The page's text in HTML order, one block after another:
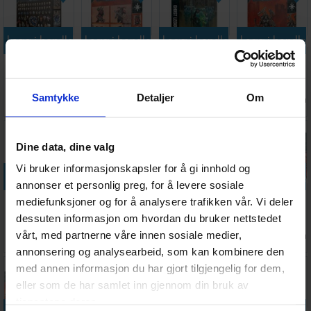
Samtykke Detaljer Om
Dine data, dine valg
Vi bruker informasjonskapsler for å gi innhold og
annonser et personlig preg, for å levere sosiale
mediefunksjoner og for å analysere trafikken vår. Vi deler
dessuten informasjon om hvordan du bruker nettstedet
vårt, med partnerne våre innen sosiale medier,
annonsering og analysearbeid, som kan kombinere den
med annen informasjon du har gjort tilgjengelig for dem,
eller som de har samlet inn gjennom din bruk av
Legg i handlekurven
300,- Antall på
Legg i handlekurven
Transfers
Antall på
Legg i handlekurven
260,-
Legg i
Chaos Space
Kravek Morne
350,- Antall på
Legg i handlekurven
The Remnant
Blade
(Paperback)
119,- Antall på
lager:9
Legg i handlekurven
Chaos Space
Marines
Battleforce
1 940,- Antall på
Legg i handlekurven
Warhammer
40K Desk Mat
Galaxy
299,- Antall på
Legg i
Chaos Space
Marines
465,- Antall på